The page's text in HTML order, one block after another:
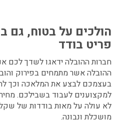
הולכים על בטוח, גם
פריט בודד
חברות ההובלה ידאגו לשדך לכם
ההובלה אשר מתמחים בפירוק
בעצמכם לבצע את המלאכה וכך
למקצוענים לעבוד בשבילכם.
לא עולה על מאות בודדות של
מושכלת ונבונה.